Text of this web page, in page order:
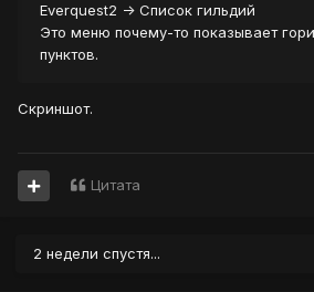
Everquest2 -> Список гильдий
Это меню почему-то показывает
пунктов.
Скриншот.
Цитата
2 недели спустя...